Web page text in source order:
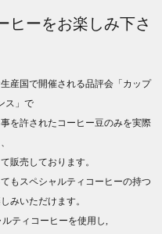
ヒーをお楽しみ下さ
産国で開催される品評会「カップ
ス」で
を許されたコーヒー豆のみを実際
販売しております。
もスペシャルティコーヒーの持つ
みいただけます。
ティコーヒーを使用し,